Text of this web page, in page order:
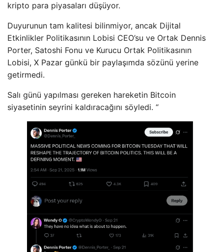
kripto para piyasaları düşüyor.
Duyurunun tam kalitesi bilinmiyor, ancak Dijital
Etkinlikler Politikasının Lobisi CEO’su ve Ortak Dennis
Porter, Satoshi Fonu ve Kurucu Ortak Politikasının
Lobisi, X Pazar günkü bir paylaşımda sözünü yerine
getirmedi.
Salı günü yapılması gereken hareketin Bitcoin
siyasetinin seyrini kaldıracağını söyledi. “